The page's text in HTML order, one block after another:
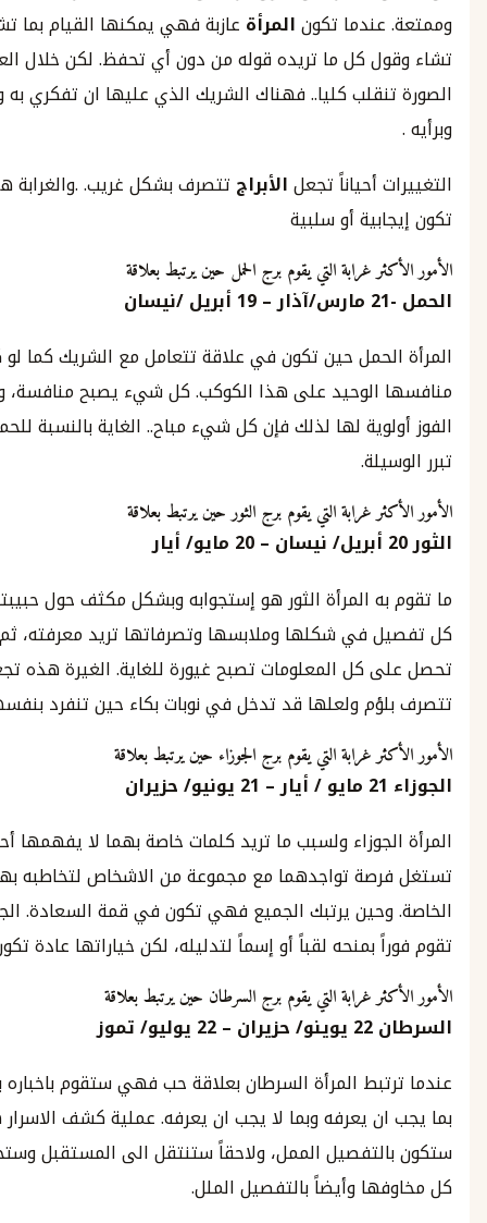
تكونالمرأة عازبة فهي يمكنها القيام بما تشاء ساعة
كل ما تريده قوله من دون أي تحفظ. لكن خلال العلاقات
كليا.. فهناك الشريك الذي عليها ان تفكري به وبحاجاته
أحياناً تجعلالأبراجتتصرف بشكل غريب. .والغرابة هنا قد
أو سلبية
غرابة التي يقوم برج الحمل حين يرتبط بعلاقة
مارس/آذار– 19 أبريل/نيسان
حين تكون في علاقة تتعامل مع الشريك كما لو كان
على هذا الكوكب. كل شيء يصبح منافسة، وطبعاً
لها لذلك فإن كل شيء مباح.. الغاية بالنسبة للحمل بالتأكيد
غرابة التي يقوم برج الثور حين يرتبط بعلاقة
أبريل/نيسان–
20مايو/أيار
المرأة الثور هو إستجوابه وبشكل مكثف حول حبيبته السابقة.
في شكلها وملابسها وتصرفاتها تريد معرفته، ثم حين
كل المعلومات تصبح غيورة للغاية. الغيرة هذه تجعلها
ولعلها قد تدخل في نوبات بكاء حين تنفرد بنفسها.
غرابة التي يقوم برج الجوزاء حين يرتبط بعلاقة
مايو/أيار–
21يونيو/حزيران
ولسبب ما تريد كلمات خاصة بهما لا يفهمها أحد.. وهي
تواجدهما مع مجموعة من الاشخاص لتخاطبه بهذه اللغة
يرتبك الجميع فهي تكون في قمة السعادة. الجوزاء أيضاً
بمنحه لقباً أو إسماً لتدليله، لكن خياراتها عادة تكون مريعة.
غرابة التي يقوم برج السرطان حين يرتبط بعلاقة
يوينو/حزيران–
22يوليو/تموز
المرأة السرطان بعلاقة حب فهي ستقوم باخباره بكل شيء..
يعرفه وبما لا يجب ان يعرفه. عملية كشف الاسرار هذه
الممل، ولاحقاً ستنتقل الى المستقبل وستخبره عن
وأيضاً بالتفصيل الملل.